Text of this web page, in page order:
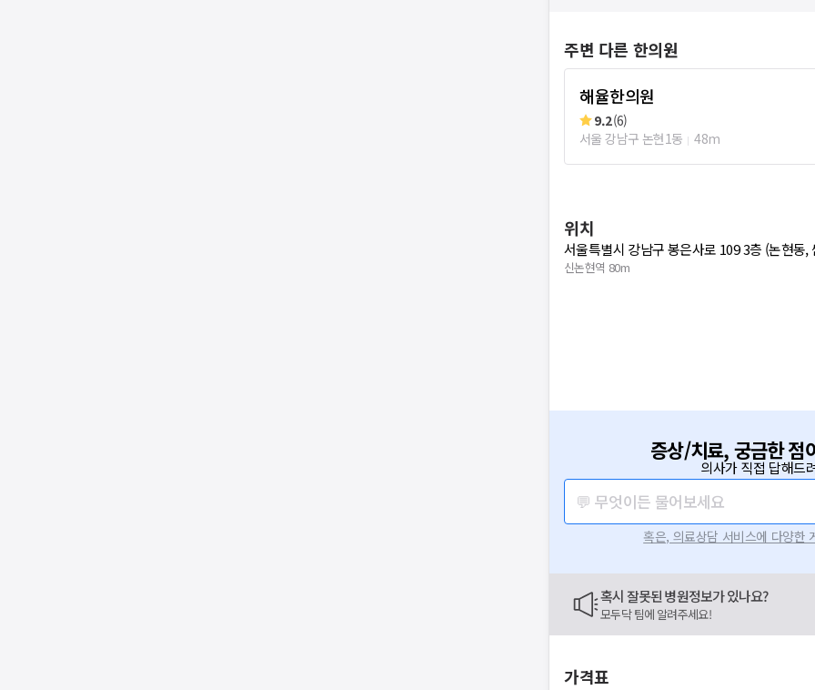
주변 다른 한의원
해율한의원
9.2(6)
서울 강남구 논현1동
48m
위치
서울특별시 강남구 봉은사로 109 3층 (논현동,
신논현역 80m
증상/치료, 궁금한 점
의사가 직접 답해드
💬 무엇이든 물어보세요
혹은, 의료상담 서비스에 다양한
혹시 잘못된 병원정보가 있나요?
모두닥 팀에 알려주세요!
가격표